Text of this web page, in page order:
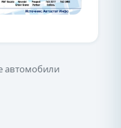
автомобили